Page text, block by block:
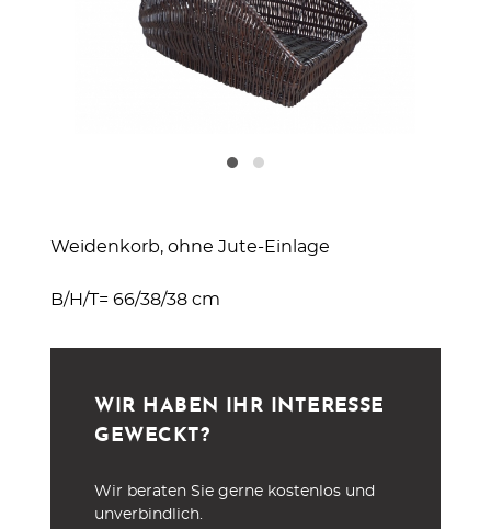
Weidenkorb, ohne Jute-Einlage
B/H/T= 66/38/38 cm
WIR HABEN IHR INTERESSE
GEWECKT?
Wir beraten Sie gerne kostenlos und
unverbindlich.